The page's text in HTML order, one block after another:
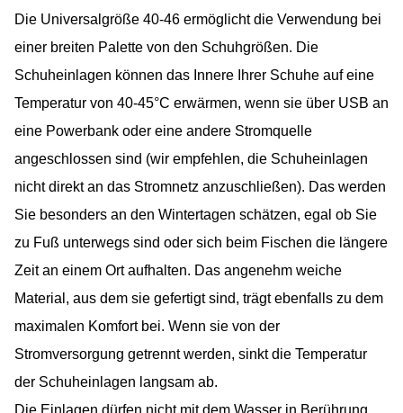
Die Universalgröße 40-46 ermöglicht die Verwendung bei
einer breiten Palette von den Schuhgrößen. Die
Schuheinlagen können das Innere Ihrer Schuhe auf eine
Temperatur von 40-45°C erwärmen, wenn sie über USB an
eine Powerbank oder eine andere Stromquelle
angeschlossen sind (wir empfehlen, die Schuheinlagen
nicht direkt an das Stromnetz anzuschließen). Das werden
Sie besonders an den Wintertagen schätzen, egal ob Sie
zu Fuß unterwegs sind oder sich beim Fischen die längere
Zeit an einem Ort aufhalten. Das angenehm weiche
Material, aus dem sie gefertigt sind, trägt ebenfalls zu dem
maximalen Komfort bei. Wenn sie von der
Stromversorgung getrennt werden, sinkt die Temperatur
der Schuheinlagen langsam ab.
Die Einlagen dürfen nicht mit dem Wasser in Berührung